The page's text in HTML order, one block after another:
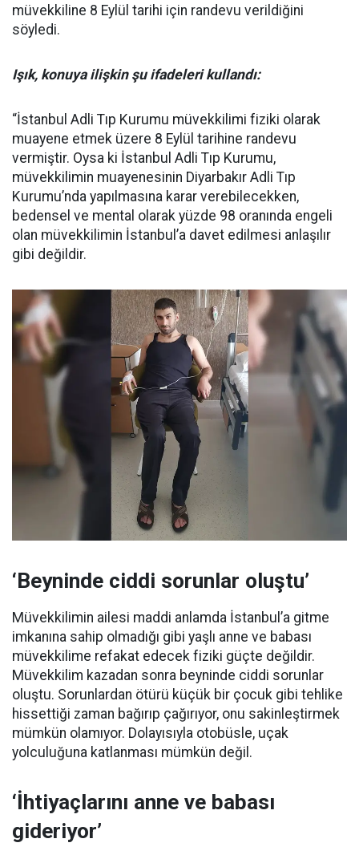
müvekkiline 8 Eylül tarihi için randevu verildiğini
söyledi.
Işık, konuya ilişkin şu ifadeleri kullandı:
“İstanbul Adli Tıp Kurumu müvekkilimi fiziki olarak
muayene etmek üzere 8 Eylül tarihine randevu
vermiştir. Oysa ki İstanbul Adli Tıp Kurumu,
müvekkilimin muayenesinin Diyarbakır Adli Tıp
Kurumu’nda yapılmasına karar verebilecekken,
bedensel ve mental olarak yüzde 98 oranında engeli
olan müvekkilimin İstanbul’a davet edilmesi anlaşılır
gibi değildir.
‘Beyninde ciddi sorunlar oluştu’
Müvekkilimin ailesi maddi anlamda İstanbul’a gitme
imkanına sahip olmadığı gibi yaşlı anne ve babası
müvekkilime refakat edecek fiziki güçte değildir.
Müvekkilim kazadan sonra beyninde ciddi sorunlar
oluştu. Sorunlardan ötürü küçük bir çocuk gibi tehlike
hissettiği zaman bağırıp çağırıyor, onu sakinleştirmek
mümkün olamıyor. Dolayısıyla otobüsle, uçak
yolculuğuna katlanması mümkün değil.
‘İhtiyaçlarını anne ve babası
gideriyor’